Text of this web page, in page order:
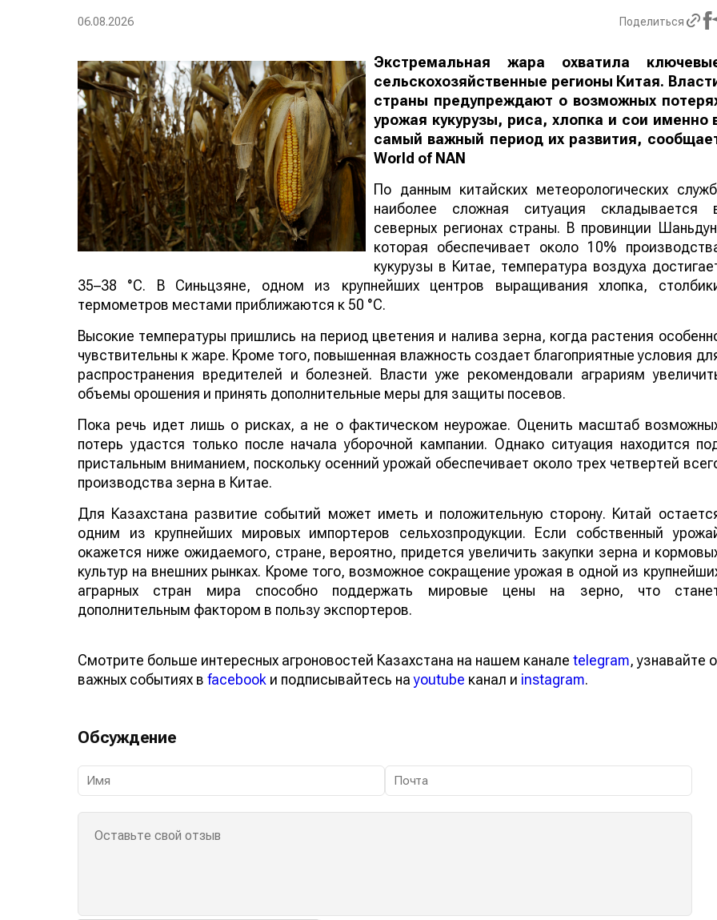
06.08.2026 Поделиться
Экстремальная жара охватила
сельскохозяйственные регионы Китая.
страны предупреждают о возможных
урожая кукурузы, риса, хлопка и сои именно
самый важный период их развития,
World of NAN
По данным китайских метеорологических
наиболее сложная ситуация складывается
северных регионах страны. В провинции
которая обеспечивает около 10%
кукурузы в Китае, температура воздуха
35–38 °C. В Синьцзяне, одном из крупнейших центров выращивания хлопка,
термометров местами приближаются к 50 °C.
Высокие температуры пришлись на период цветения и налива зерна, когда растения
чувствительны к жаре. Кроме того, повышенная влажность создает благоприятные условия
распространения вредителей и болезней. Власти уже рекомендовали аграриям
объемы орошения и принять дополнительные меры для защиты посевов.
Пока речь идет лишь о рисках, а не о фактическом неурожае. Оценить масштаб
потерь удастся только после начала уборочной кампании. Однако ситуация находится
пристальным вниманием, поскольку осенний урожай обеспечивает около трех четвертей
производства зерна в Китае.
Для Казахстана развитие событий может иметь и положительную сторону. Китай
одним из крупнейших мировых импортеров сельхозпродукции. Если собственный
окажется ниже ожидаемого, стране, вероятно, придется увеличить закупки зерна и
культур на внешних рынках. Кроме того, возможное сокращение урожая в одной из
аграрных стран мира способно поддержать мировые цены на зерно, что
дополнительным фактором в пользу экспортеров.
Смотрите больше интересных агроновостей Казахстана на нашем канале telegram, узнавайте о
важных событиях в facebook и подписывайтесь наyoutube канал и instagram.
Обсуждение